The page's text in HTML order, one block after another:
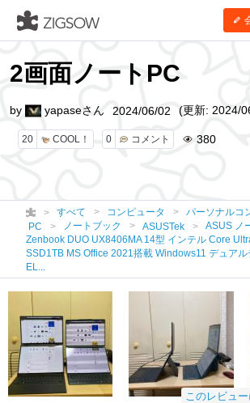
2画面ノートPC
20 COOL！ 0 コメント 380
by yapaseさん 2024/06/02 (更新: 2024/
すべて コンピュータ
パーソナルコ
PC
ノートブック ASUSTek
ASUS ノ
Zenbook DUO UX8406MA 14型 インテル Core
SSD1TB MS Office 2021搭載 Windows11 デュア
EL...
このレビュ